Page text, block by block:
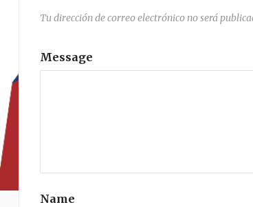
Tu dirección de correo electrónico no será
Message
Name